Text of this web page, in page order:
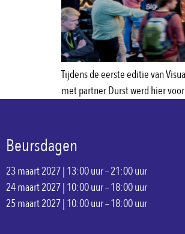
Tijdens de eerste editie van
met partner Durst werd hier
Beursdagen
23 maart 2027 | 13:00 uur – 21:00 uur
24 maart 2027 | 10:00 uur – 18:00 uur
25 maart 2027 | 10:00 uur – 18:00 uur